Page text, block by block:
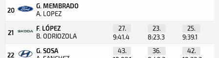
20
G. MEMBRADO
A. LOPEZ
21
F. LÓPEZ
B. ODRIOZOLA
27.
9:41.4
23.
8:23.3
25.
9:39.1
22
G. SOSA
43.
36.
42.